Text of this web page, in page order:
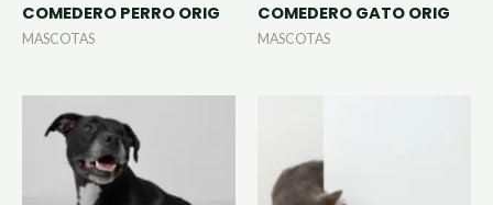
COMEDERO PERRO ORIG
MASCOTAS
COMEDERO GATO ORIG
MASCOTAS